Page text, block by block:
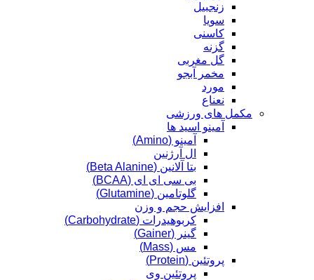
زنجبیل
سویا
کاسنی
گزنه
گل مغربی
مخمر آبجو
مورد
نعناع
مکمل های ورزشی
آمینو اسید ها
آمینو (Amino)
ال آرژنین
بتا آلانین (Beta Alanine)
بی سی ای ای (BCAA)
گلوتامین (Glutamine)
افزایش حجم و وزن
کربوهیدرات (Carbohydrate)
گینر (Gainer)
مس (Mass)
پروتئین (Protein)
پروتئین وی